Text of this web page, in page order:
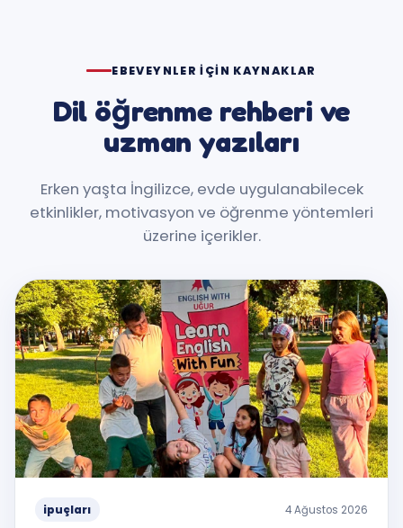
EBEVEYNLER IÇIN KAYNAKLAR
Dil öğrenme rehberi ve
uzman yazıları
Erken yaşta İngilizce, evde uygulanabilecek
etkinlikler, motivasyon ve öğrenme yöntemleri
üzerine içerikler.
ipuçları 4 Ağustos 2026